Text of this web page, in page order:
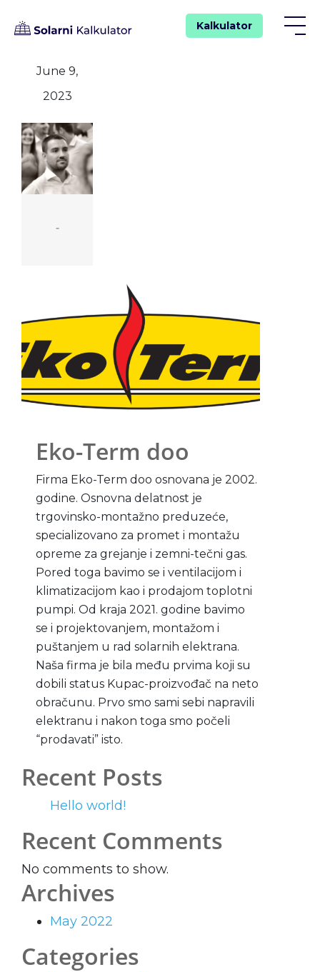
Kalkulator
June 9,
2023
-
Eko-Term doo
Firma Eko-Term doo osnovana je 2002.
godine. Osnovna delatnost je
trgovinsko-montažno preduzeće,
specializovano za promet i montažu
opreme za grejanje i zemni-tečni gas.
Pored toga bavimo se i ventilacijom i
klimatizacijom kao i prodajom toplotni
pumpi. Od kraja 2021. godine bavimo
se i projektovanjem, montažom i
puštanjem u rad solarnih elektrana.
Naša firma je bila među prvima koji su
dobili status Kupac-proizvođač na neto
obračunu. Prvo smo sami sebi napravili
elektranu i nakon toga smo počeli
“prodavati” isto.
Recent Posts
Hello world!
Recent Comments
No comments to show.
Archives
May 2022
Categories